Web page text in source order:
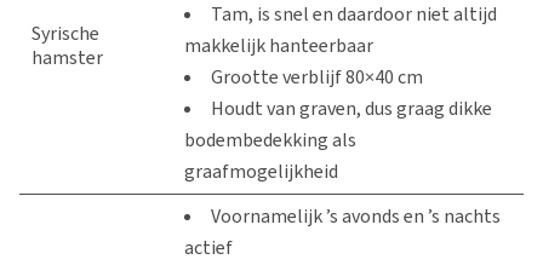
Syrische
hamster
Tam, is snel en daardoor niet altijd
makkelijk hanteerbaar
Grootte verblijf 80×40 cm
Houdt van graven, dus graag dikke
bodembedekking als
graafmogelijkheid
Voornamelijk ’s avonds en ’s nachts
actief